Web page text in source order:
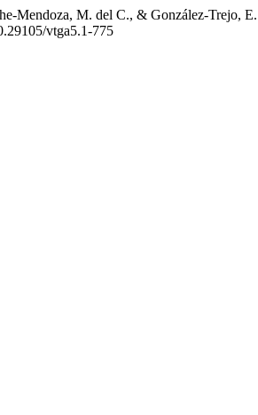
Mendoza, M. del C., & González-Trejo,
vtga5.1-775